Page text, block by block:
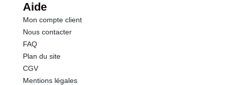
Aide
Mon compte client
Nous contacter
FAQ
Plan du site
CGV
Mentions légales